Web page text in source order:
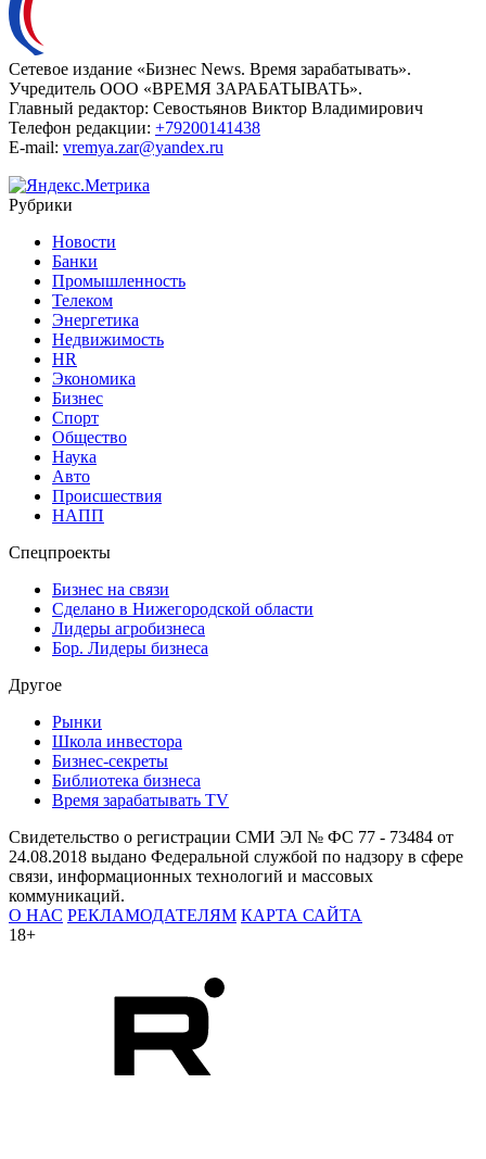
Сетевое издание «Бизнес News. Время зарабатывать».
Учредитель ООО «ВРЕМЯ ЗАРАБАТЫВАТЬ».
Главный редактор: Севостьянов Виктор Владимирович
Телефон редакции: +79200141438
E-mail: vremya.zar@yandex.ru
Рубрики
Новости
Банки
Промышленность
Телеком
Энергетика
Недвижимость
HR
Экономика
Бизнес
Спорт
Общество
Наука
Авто
Происшествия
НАПП
Спецпроекты
Бизнес на связи
Сделано в Нижегородской области
Лидеры агробизнеса
Бор. Лидеры бизнеса
Другое
Рынки
Школа инвестора
Бизнес-секреты
Библиотека бизнеса
Время зарабатывать TV
Свидетельство о регистрации СМИ ЭЛ № ФС 77 - 73484 от
24.08.2018 выдано Федеральной службой по надзору в сфере
связи, информационных технологий и массовых
коммуникаций.
О НАС РЕКЛАМОДАТЕЛЯМ КАРТА САЙТА
18+